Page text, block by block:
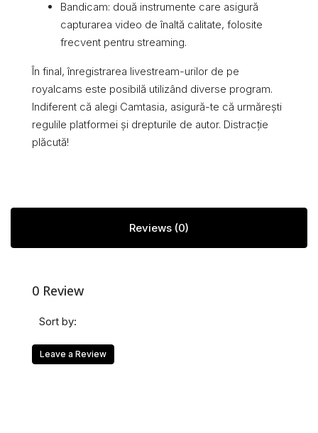
Bandicam: două instrumente care asigură
capturarea video de înaltă calitate, folosite
frecvent pentru streaming.
În final, înregistrarea livestream-urilor de pe
royalcams este posibilă utilizând diverse program.
Indiferent că alegi Camtasia, asigură-te că urmărești
regulile platformei și drepturile de autor. Distracție
plăcută!
Reviews (0)
0 Review
Sort by:
Leave a Review